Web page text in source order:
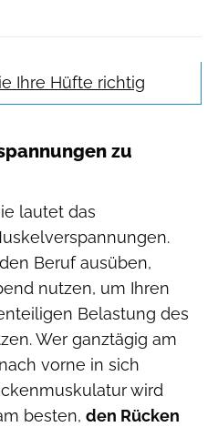
Ihre Hüfte richtig
zu
lautet das
Beruf ausüben,
nutzen, um Ihren
Belastung des
Wer ganztägig am
vorne in sich
wird
besten, den Rücken